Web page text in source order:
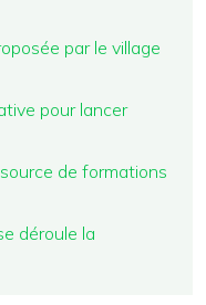
par le village
pour lancer
de formations
déroule la